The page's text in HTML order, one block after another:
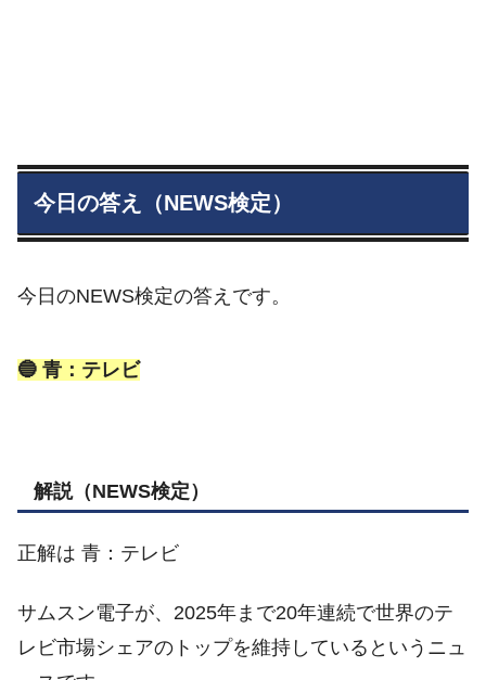
今日の答え（NEWS検定）
今日のNEWS検定の答えです。
🔵 青：テレビ
解説（NEWS検定）
正解は 青：テレビ
サムスン電子が、2025年まで20年連続で世界のテ
レビ市場シェアのトップを維持しているというニュ